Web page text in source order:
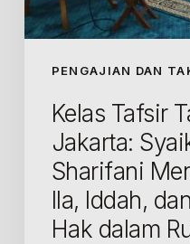
PENGAJIAN DAN
Kesetaraan
Hak
dalam
TanggaKelas Tafsir
Jakarta:
Sharifani
Ila, Iddah,
Hak dalam